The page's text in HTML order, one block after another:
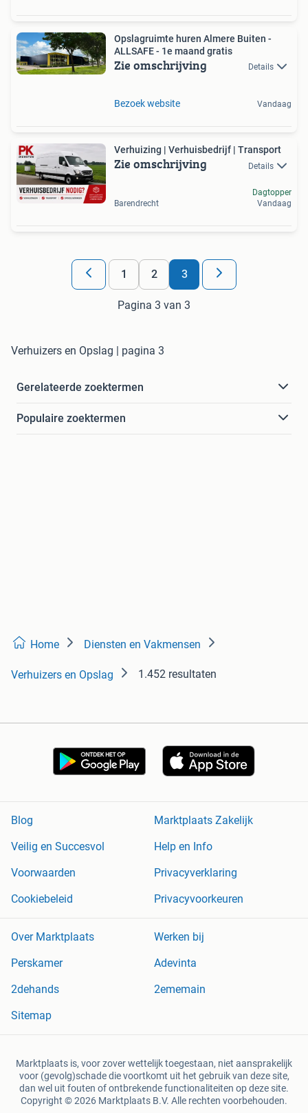
Opslagruimte huren Almere Buiten -
ALLSAFE - 1e maand gratis
Zie omschrijving Details
Bezoek website Vandaag
Verhuizing | Verhuisbedrijf | Transport
Zie omschrijving Details
Barendrecht
Dagtopper
Vandaag
1 2 3
Pagina 3 van 3
Verhuizers en Opslag | pagina 3
Gerelateerde zoektermen
Populaire zoektermen
Home Diensten en Vakmensen
Verhuizers en Opslag 1.452 resultaten
Blog
Marktplaats Zakelijk
Veilig en Succesvol
Help en Info
Voorwaarden
Privacyverklaring
Cookiebeleid
Privacyvoorkeuren
Over Marktplaats
Werken bij
Perskamer
Adevinta
2dehands
2ememain
Sitemap
Marktplaats is, voor zover wettelijk toegestaan, niet aansprakelijk
voor (gevolg)schade die voortkomt uit het gebruik van deze site,
dan wel uit fouten of ontbrekende functionaliteiten op deze site.
Copyright © 2026 Marktplaats B.V. Alle rechten voorbehouden.